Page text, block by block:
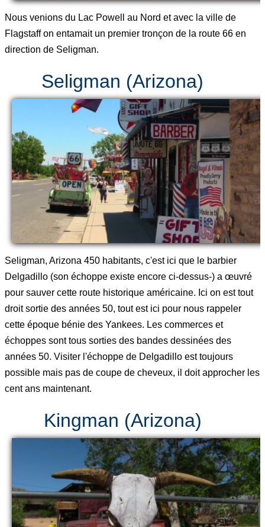
Nous venions du Lac Powell au Nord et avec la ville de
Flagstaff on entamait un premier tronçon de la route 66 en
direction de Seligman.
Seligman (Arizona)
Seligman, Arizona 450 habitants, c'est ici que le barbier
Delgadillo (son échoppe existe encore ci-dessus-) a œuvré
pour sauver cette route historique américaine. Ici on est tout
droit sortie des années 50, tout est ici pour nous rappeler
cette époque bénie des Yankees. Les commerces et
échoppes sont tous sorties des bandes dessinées des
années 50. Visiter l'échoppe de Delgadillo est toujours
possible mais pas de coupe de cheveux, il doit approcher les
cent ans maintenant.
Kingman (Arizona)